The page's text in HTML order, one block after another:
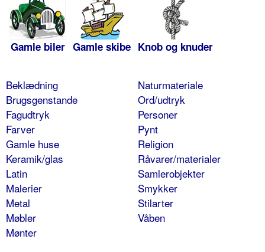
Gamle biler Gamle skibe Knob og knuder
Beklædning
Brugsgenstande
Fagudtryk
Farver
Gamle huse
Keramik/glas
Latin
Malerier
Metal
Møbler
Mønter
Naturmateriale
Ord/udtryk
Personer
Pynt
Religion
Råvarer/materialer
Samlerobjekter
Smykker
Stilarter
Våben